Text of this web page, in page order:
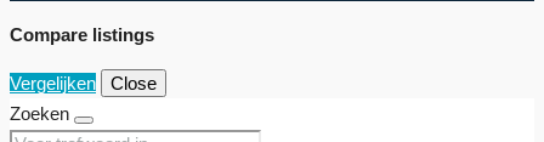
Compare listings
Vergelijken
Close
Zoeken